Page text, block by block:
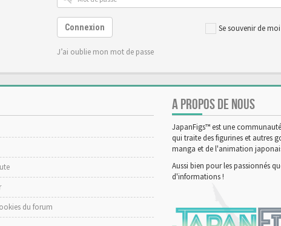
Se souvenir de moi
Connexion
J’ai oublie mon mot de passe
du forum
A PROPOS DE NOUS
JapanFigs™ est une
qui traite des figurines et autres
manga et de l'animation
Aussi bien pour les passionnés
d'informations !